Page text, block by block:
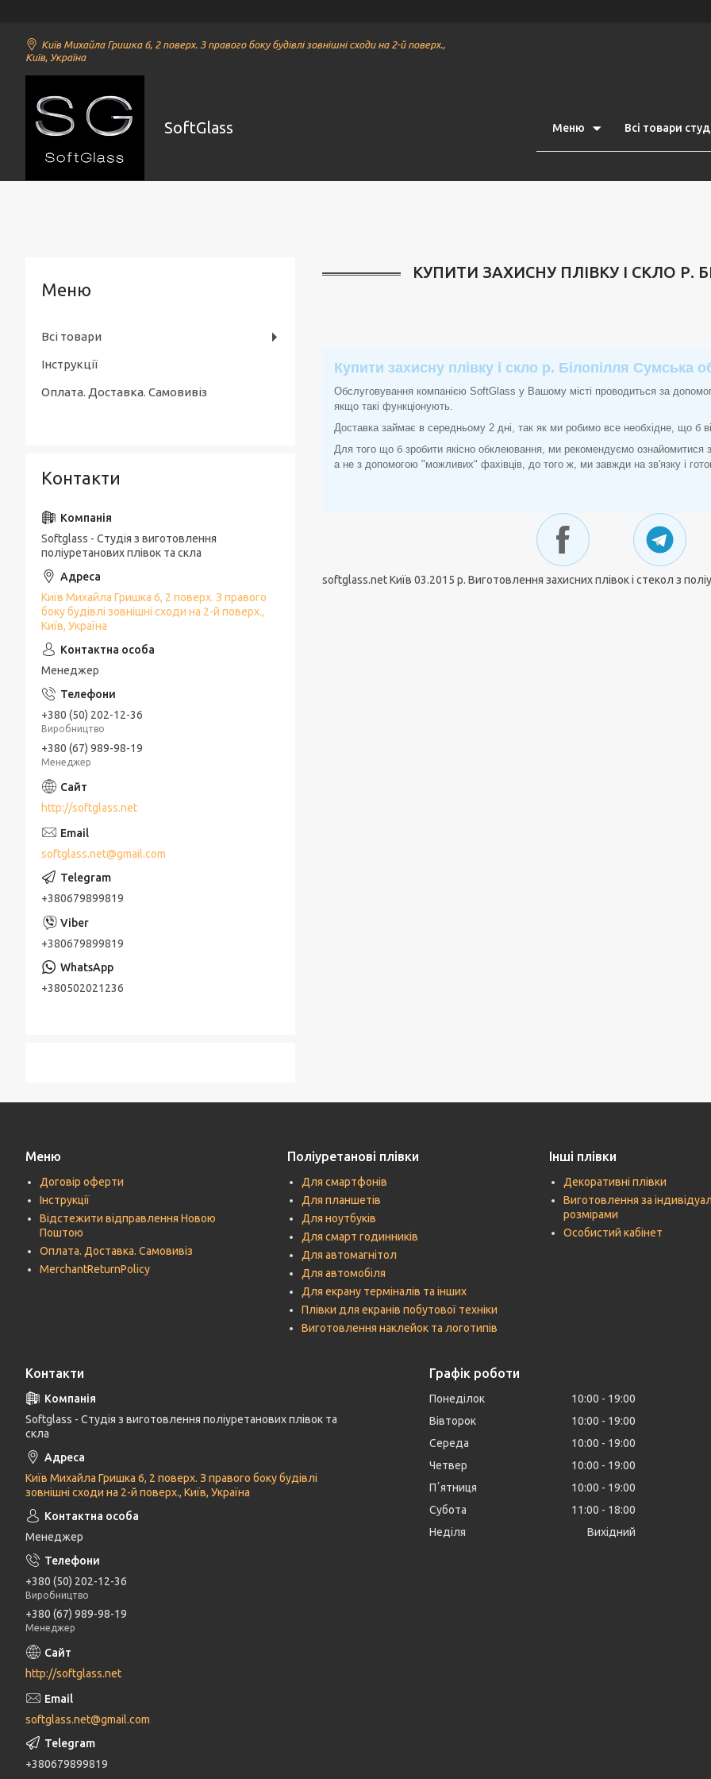
Київ Михайла Гришка 6, 2 поверх. З правого боку будівлі зовнішні сходи на 2-й поверх.,
Київ, Україна
SoftGlass Меню Всі товари
КУПИТИ ЗАХИСНУ ПЛІВКУ І СКЛО Р.
Купити захисну плівку і скло р. Білопілля Сумська
Обслуговування компанією SoftGlass у Вашому місті проводиться за
якщо такі функціонують.
Доставка займає в середньому 2 дні, так як ми робимо все необхідне, що б
Для того що б зробити якісно обклеювання, ми рекомендуємо ознайомитися
а не з допомогою "можливих" фахівців, до того ж, ми завжди на зв'язку і
softglass.net Київ 03.2015 р. Виготовлення захисних плівок і стекол з
Всі товари
Інструкції
Оплата. Доставка. Самовивіз
Контакти
Softglass - Студія з виготовлення
поліуретанових плівок та скла
Київ Михайла Гришка 6, 2 поверх. З правого
боку будівлі зовнішні сходи на 2-й поверх.,
Київ, Україна
Менеджер
+380 (50) 202-12-36
Виробництво
+380 (67) 989-98-19
Менеджер
http://softglass.net
softglass.net@gmail.com
+380679899819
+380679899819
+380502021236
Меню
Договір оферти
Інструкції
Відстежити відправлення Новою
Поштою
Оплата. Доставка. Самовивіз
MerchantReturnPolicy
Поліуретанові плівки
Для смартфонів
Для планшетів
Для ноутбуків
Для смарт годинників
Для автомагнітол
Для автомобіля
Для екрану терміналів та інших
Плівки для екранів побутової техніки
Виготовлення наклейок та логотипів
Інші плівки
Декоративні плівки
Виготовлення за
розмірами
Особистий кабінет
Контакти
Softglass - Студія з виготовлення поліуретанових плівок та
скла
Київ Михайла Гришка 6, 2 поверх. З правого боку будівлі
зовнішні сходи на 2-й поверх., Київ, Україна
Менеджер
+380 (50) 202-12-36
Виробництво
+380 (67) 989-98-19
Менеджер
http://softglass.net
softglass.net@gmail.com
+380679899819
Графік роботи
Понеділок 10:00
19:00
Вівторок
10:00
19:00
Середа
10:00
19:00
Четвер
10:00
19:00
Пʼятниця
10:00
19:00
Субота
11:00
18:00
Неділя
Вихідний